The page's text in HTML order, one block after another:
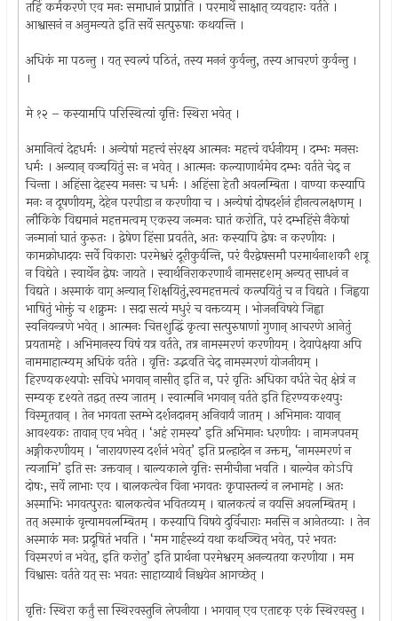
तर्हि कर्मकरणे एव मनः समाधानं प्राप्नोति । परमार्थे साक्षात् व्यवहारः वर्तते ।
आश्वासनं न अनुमन्यते इति सर्वे सत्पुरुषाः कथयन्ति ।
अधिकं मा पठन्तु । यत् स्वल्पं पठितं, तस्य मननं कुर्वन्तु, तस्य आचरणं कुर्वन्तु ।
।
मे १२ – कस्यामपि परिस्थित्यां वृत्तिः स्थिरा भवेत् ।
अमानित्वं देहधर्मः । अन्येषां महत्त्वं संरक्ष्य आत्मनः महत्त्वं वर्धनीयम् । दम्भः मनसः
धर्मः । अन्यान् वञ्चयितुं सः न भवेत् । आत्मनः कल्याणार्थमेव दम्भः वर्तते चेद् न
चिन्ता । अहिंसा देहस्य मनसः च धर्मः । अहिंसा हेतौ अवलम्बिता । वाण्या कस्यापि
मनः न दूषणीयम्, देहेन परपीडा न करणीया च । अन्येषां दोषदर्शनं हीनत्वलक्षणम् ।
लौकिके विद्यमानं महत्तमत्वम् एकस्य जन्मनः घातं करोति, परं दम्भहिंसे नैकेषां
जन्मानां घातं कुरुतः । द्वेषेण हिंसा प्रवर्तते, अतः कस्यापि द्वेषः न करणीयः ।
कामक्रोधादयः सर्वे विकाराः परमेश्वरं दूरीकुर्वन्ति, परं वैरद्वेषसमौ परमार्थनाशकौ शत्रू
न विद्येते । स्वार्थेन द्वेषः जायते । स्वार्थनिराकरणार्थं नामसदृशम् अन्यत् साधनं न
विद्यते । अस्माकं वाग् अन्यान् शिक्षयितुं,स्वमहत्तमत्वं कल्पयितुं च न विद्यते । जिह्वया
भाषितुं भोक्तुं च शक्नुमः । सदा सत्यं मधुरं च वक्तव्यम् । भोजनविषये जिह्वा
स्वनियन्त्रणे भवेत् । आत्मनः चित्तशुद्धिं कृत्वा सत्पुरुषाणां गुणान् आचरणे आनेतुं
प्रयतामहे । अभिमानस्य विषं यत्र वर्तते, तत्र नामस्मरणं करणीयम् । देवापेक्षया अपि
नाममाहात्म्यम् अधिकं वर्तते । वृत्तिः उद्भवति चेद् नामस्मरणं योजनीयम् ।
हिरण्यकश्यपोः सविधे भगवान् नासीत् इति न, परं वृतिः अधिका वर्धते चेत् क्षेत्रं न
सम्यक् दृश्यते तद्वत् तस्य जातम् । स्वात्मनि भगवान् वर्तते इति हिरण्यकश्यपुः
विस्मृतवान् । तेन भगवता स्तम्भे दर्शनदानम् अनिवार्यं जातम् । अभिमानः यावान्
आवश्यकः तावान् एव भवेत् । ‘अहं रामस्य’ इति अभिमानः धरणीयः । नामजपनम्
अङ्गीकरणीयम् । ‘नारायणस्य दर्शनं भवेत्’ इति प्रल्हादेन न उक्तम्, ‘नामस्मरणं न
त्यजामि’ इति सः उक्तवान् । बाल्यकाले वृत्तिः समीचीना भवति । बाल्येन कोऽपि
दोषः, सर्वे लाभाः एव । बालकत्वेन विना भगवतः कृपास्तन्यं न लभामहे । अतः
अस्माभिः भगवत्पुरतः बालकत्वेन भवितव्यम् । बालकत्वं न वयसि अवलम्बितम् ।
तत् अस्माकं वृत्त्यामवलम्बितम् । कस्यापि विषये दुर्विचाराः मनसि न आनेतव्याः । तेन
अस्माकं मनः प्रदूषितं भवति । ‘मम गार्हस्थ्यं यथा कथञ्चित् भवेत्, परं भवतः
विस्मरणं न भवेत्, इति करोतु’ इति प्रार्थना परमेश्वरम् अनन्यतया करणीया । मम
विश्वासः वर्तते यत् सः भवतः साहाय्यार्थं निश्चयेन आगच्छेत् ।
वृत्तिः स्थिरा कर्तुं सा स्थिरवस्तुनि लेपनीया । भगवान् एव एतादृक् एकं स्थिरवस्तु ।